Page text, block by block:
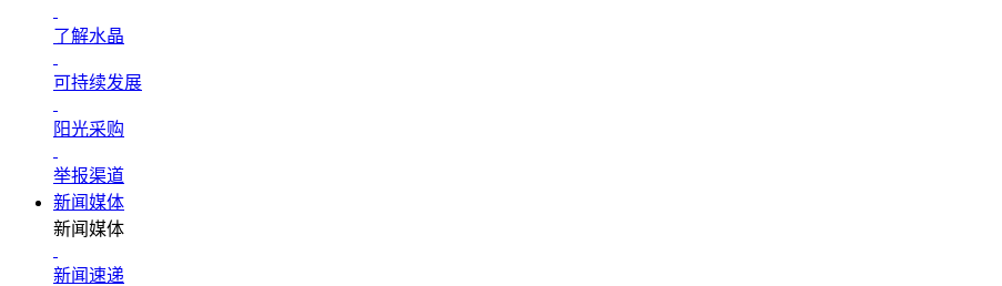
了解水晶
可持续发展
阳光采购
举报渠道
新闻媒体
新闻媒体
新闻速递